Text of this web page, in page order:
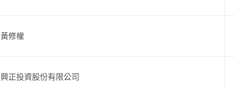
黃修權
興正投資股份有限公司